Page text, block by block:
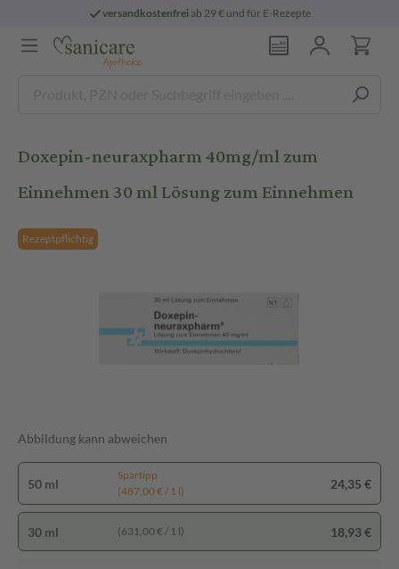
versandkostenfreiab 29 € und für E-Rezepte
Doxepin-neuraxpharm 40mg/ml zum
Einnehmen 30 ml Lösung zum Einnehmen
Rezeptpflichtig
Abbildung kann abweichen
50 ml
Spartipp
(487,00 € / 1 l)
24,35 €
30 ml (631,00 € / 1 l) 18,93 €